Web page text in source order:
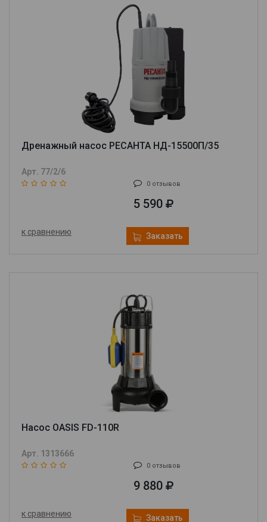
Дренажный насос РЕСАНТА НД-15500П/35
Арт. 77/2/6
0 отзывов
5 590
к сравнению Заказать
Насос OASIS FD-110R
Арт. 1313666
0 отзывов
9 880
к сравнению Заказать